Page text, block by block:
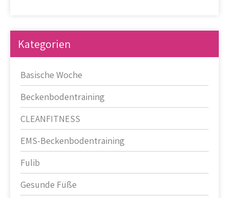
Kategorien
Basische Woche
Beckenbodentraining
CLEANFITNESS
EMS-Beckenbodentraining
Fulib
Gesunde Füße